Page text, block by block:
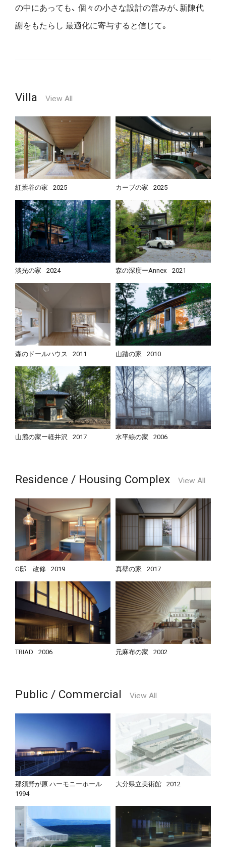
の中にあっても、 個々の小さな設計の営みが、新陳代
謝をもたらし 最適化に寄与すると信じて。
Villa View All
紅葉谷の家 2025 カーブの家 2025
淡光の家 2024 森の深度ーAnnex 2021
森のドールハウス 2011 山踏の家 2010
山麓の家ー軽井沢 2017 水平線の家 2006
Residence / Housing Complex View All
G邸 改修 2019 真壁の家 2017
TRIAD 2006 元麻布の家 2002
Public / Commercial View All
那須野が原 ハーモニーホール
1994
大分県立美術館 2012